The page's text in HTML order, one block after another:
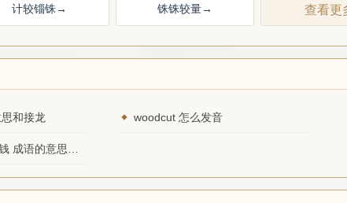
计较锱铢→ 铢铢较量→ 查看更
和接龙 woodcut 怎么发音